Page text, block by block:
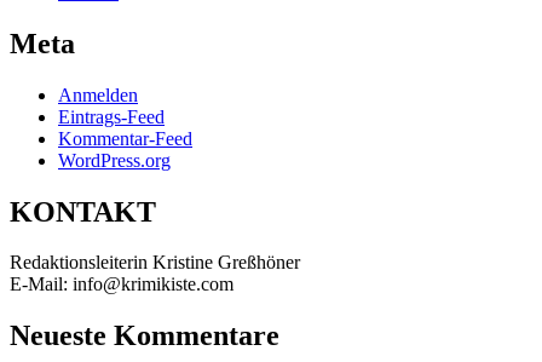
Meta
Anmelden
Eintrags-Feed
Kommentar-Feed
WordPress.org
KONTAKT
Redaktionsleiterin Kristine Greßhöner
E-Mail: info@krimikiste.com
Neueste Kommentare